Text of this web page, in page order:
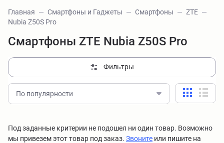
Главная Смартфоны и Гаджеты Смартфоны
ZTE
Nubia Z50S Pro
Смартфоны ZTE Nubia Z50S Pro
Фильтры
По популярности
Под заданные критерии не подошел ни один товар. Возможно
мы привезем этот товар под заказ. Звоните или пишите на